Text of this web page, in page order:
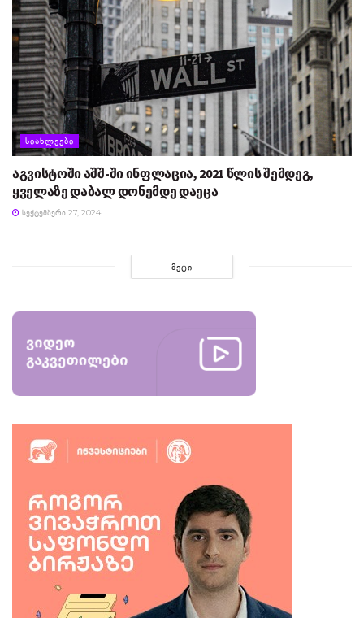
ᲡᲘᲐᲮᲚᲔᲔᲑᲘ
აგვისტოში აშშ-ში ინფლაცია, 2021 წლის შემდეგ,
ყველაზე დაბალ დონემდე დაეცა
ᲡᲔᲥᲢᲔᲛᲑᲔᲠᲘ 27, 2024
ᲛᲔᲢᲘ